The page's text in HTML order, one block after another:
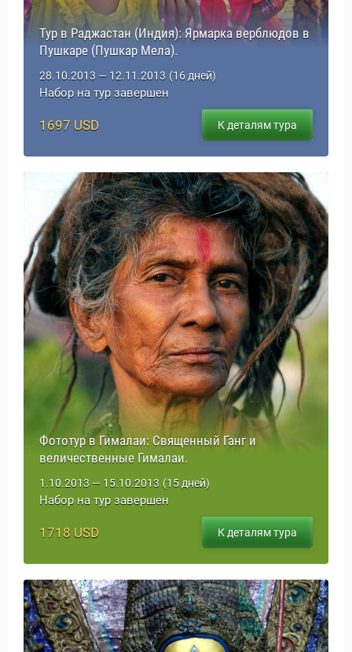
Новости и Отчеты
Тур в Раджастан (Индия): Ярмарка верблюдов в
Пушкаре (Пушкар Мела).
28.10.2013 — 12.11.2013 (16 дней)
Набор на тур завершен
1697 USD К деталям тура
Фототур в Гималаи: Священный Ганг и
величественные Гималаи.
1.10.2013 — 15.10.2013 (15 дней)
Набор на тур завершен
1718 USD К деталям тура